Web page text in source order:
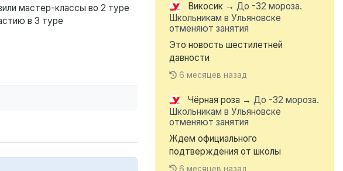
мастер-классы во 2 туре
в 3 туре
Викосик → До -32 мороза.
Школьникам в Ульяновске
отменяют занятия
Это новость шестилетней
давности
6 месяцев назад
Чёрная роза → До -32 мороза.
Школьникам в Ульяновске
отменяют занятия
Ждем официального
подтверждения от школы
6 месяцев назад